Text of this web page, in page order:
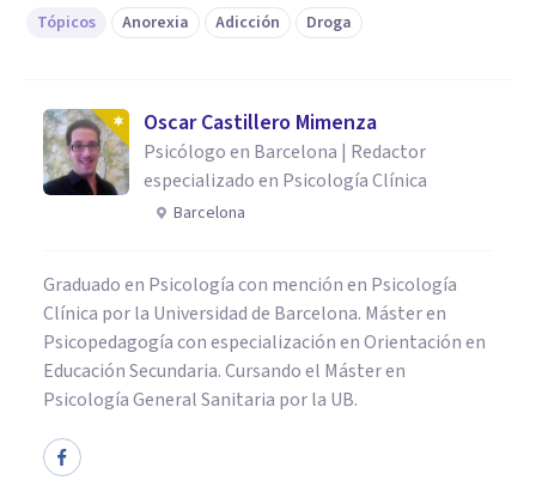
Tópicos Anorexia Adicción Droga
Oscar Castillero Mimenza
Psicólogo en Barcelona | Redactor
especializado en Psicología Clínica
Barcelona
Graduado en Psicología con mención en Psicología
Clínica por la Universidad de Barcelona. Máster en
Psicopedagogía con especialización en Orientación en
Educación Secundaria. Cursando el Máster en
Psicología General Sanitaria por la UB.